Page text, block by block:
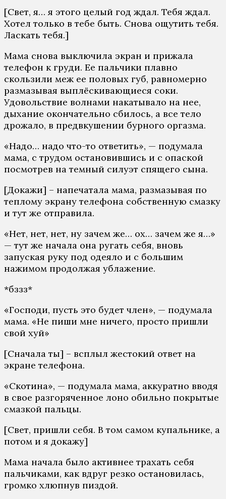
[Свет, я… я этого целый год ждал. Тебя ждал.
Хотел только в тебе быть. Снова ощутить тебя.
Ласкать тебя.]
Мама снова выключила экран и прижала
телефон к груди. Ее пальчики плавно
скользили меж ее половых губ, равномерно
размазывая выплёскивающиеся соки.
Удовольствие волнами накатывало на нее,
дыхание окончательно сбилось, а все тело
дрожало, в предвкушении бурного оргазма.
«Надо… надо что-то ответить», — подумала
мама, с трудом остановившись и с опаской
посмотрев на темный силуэт спящего сына.
[Докажи] – напечатала мама, размазывая по
теплому экрану телефона собственную смазку
и тут же отправила.
«Нет, нет, нет, ну зачем же… ох… зачем же я…»
— тут же начала она ругать себя, вновь
запуская руку под одеяло и с большим
нажимом продолжая ублажение.
*бззз*
«Господи, пусть это будет член», — подумала
мама. «Не пиши мне ничего, просто пришли
свой хуй»
[Сначала ты] – всплыл жестокий ответ на
экране телефона.
«Скотина», — подумала мама, аккуратно вводя
в свое разгоряченное лоно обильно покрытые
смазкой пальцы.
[Свет, пришли себя. В том самом купальнике, а
потом и я докажу]
Мама начала было активнее трахать себя
пальчиками, как вдруг резко остановилась,
громко хлюпнув пиздой.